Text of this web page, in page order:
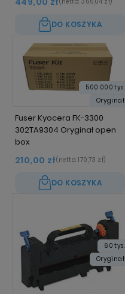
DO KOSZYKA
Fuser Kyocera FK-3300
302TA9304 Oryginał open
box
210,00 zł(netto: 170,73 zł)
DO KOSZYKA
500 000 tys.
Oryginał
60 tys.
Oryginał